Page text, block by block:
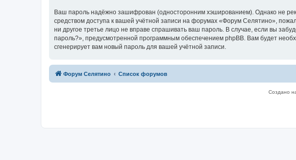
Ваш пароль надёжно зашифрован (односторонним хэшированием). Однако не
средством доступа к вашей учётной записи на форумах «Форум Селятино»,
ни другое третье лицо не вправе спрашивать ваш пароль. В случае, если вы
пароль?», предусмотренной программным обеспечением phpBB. Вам будет
сгенерирует вам новый пароль для вашей учётной записи.
Форум Селятино Список форумов
Создано